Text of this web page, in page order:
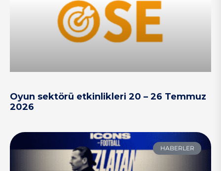
Oyun sektörü etkinlikleri 20 – 26 Temmuz
2026
HABERLER